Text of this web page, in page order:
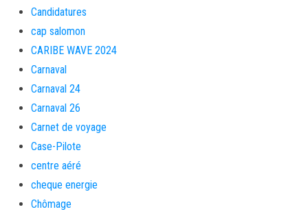
Candidatures
cap salomon
CARIBE WAVE 2024
Carnaval
Carnaval 24
Carnaval 26
Carnet de voyage
Case-Pilote
centre aéré
cheque energie
Chômage